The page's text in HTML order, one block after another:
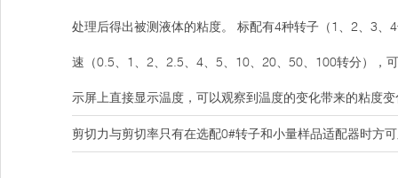
处理后得出被测液体的粘度。 标配有4种转子（1、2、3
速（0.5、1、2、2.5、4、5、10、20、50、100转分），
示屏上直接显示温度，可以观察到温度的变化带来的粘度
剪切力与剪切率只有在选配0#转子和小量样品适配器时方